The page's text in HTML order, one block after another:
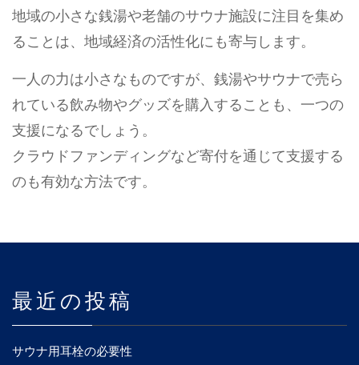
地域の小さな銭湯や老舗のサウナ施設に注目を集め
ることは、地域経済の活性化にも寄与します。
一人の力は小さなものですが、銭湯やサウナで売ら
れている飲み物やグッズを購入することも、一つの
支援になるでしょう。
クラウドファンディングなど寄付を通じて支援する
のも有効な方法です。
最近の投稿
サウナ用耳栓の必要性